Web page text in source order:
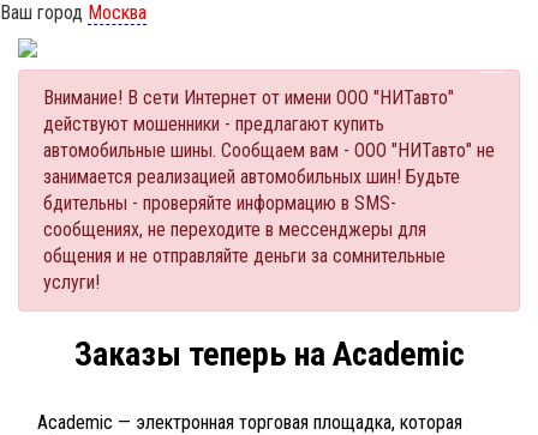
Ваш город Москва
Внимание! В сети Интернет от имени ООО "НИТавто"
действуют мошенники - предлагают купить
автомобильные шины. Сообщаем вам - ООО "НИТавто" не
занимается реализацией автомобильных шин! Будьте
бдительны - проверяйте информацию в SMS-
сообщениях, не переходите в мессенджеры для
общения и не отправляйте деньги за сомнительные
услуги!
Заказы теперь на Academic
Academic — электронная торговая площадка, которая